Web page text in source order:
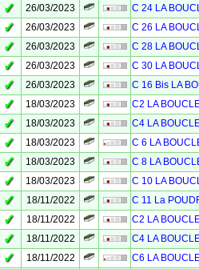
✓ 26/03/2023
C 24 LA
✓ 26/03/2023
C 26 LA
✓ 26/03/2023
C 28 LA
✓ 26/03/2023
C 30 LA
✓ 26/03/2023
C 16 Bis LA
✓ 18/03/2023
C2 LA
✓ 18/03/2023
C4 LA
✓ 18/03/2023
C 6 LA
✓ 18/03/2023
C 8 LA
✓ 18/03/2023
C 10 LA
✓ 18/11/2022
C 11 La
✓ 18/11/2022
C2 LA
✓ 18/11/2022
C4 LA
✓ 18/11/2022
C6 LA